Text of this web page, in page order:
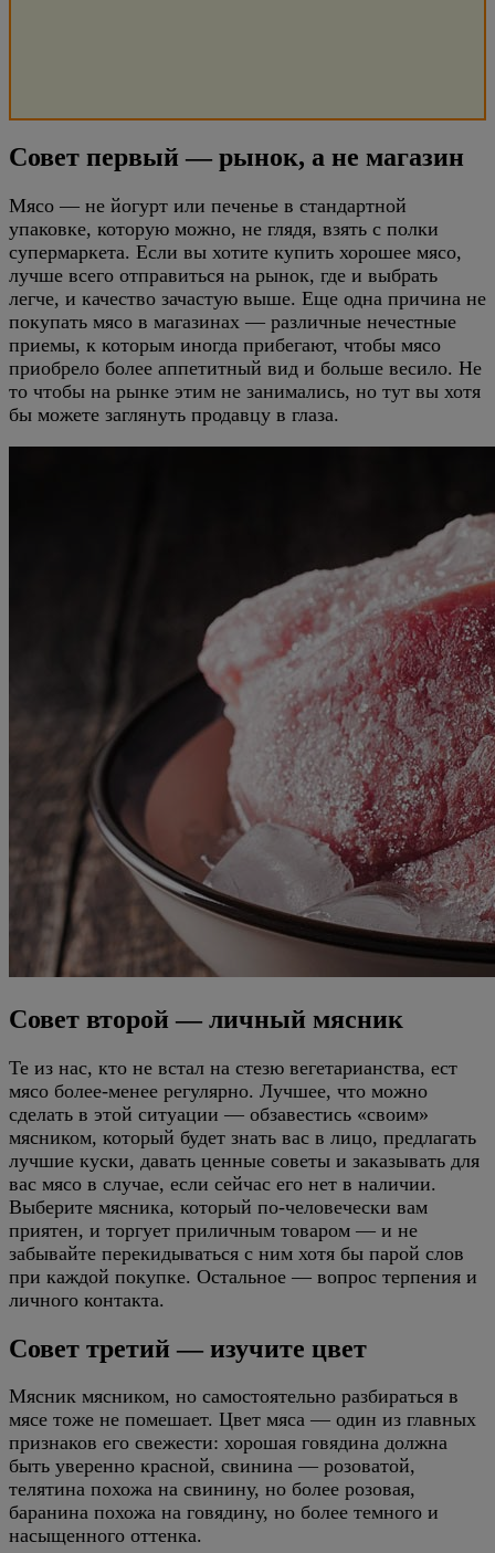
Совет первый — рынок, а не магазин
Мясо — не йогурт или печенье в стандартной
упаковке, которую можно, не глядя, взять с полки
супермаркета. Если вы хотите купить хорошее мясо,
лучше всего отправиться на рынок, где и выбрать
легче, и качество зачастую выше. Еще одна причина не
покупать мясо в магазинах — различные нечестные
приемы, к которым иногда прибегают, чтобы мясо
приобрело более аппетитный вид и больше весило. Не
то чтобы на рынке этим не занимались, но тут вы хотя
бы можете заглянуть продавцу в глаза.
Совет второй — личный мясник
Те из нас, кто не встал на стезю вегетарианства, ест
мясо более-менее регулярно. Лучшее, что можно
сделать в этой ситуации — обзавестись «своим»
мясником, который будет знать вас в лицо, предлагать
лучшие куски, давать ценные советы и заказывать для
вас мясо в случае, если сейчас его нет в наличии.
Выберите мясника, который по-человечески вам
приятен, и торгует приличным товаром — и не
забывайте перекидываться с ним хотя бы парой слов
при каждой покупке. Остальное — вопрос терпения и
личного контакта.
Совет третий — изучите цвет
Мясник мясником, но самостоятельно разбираться в
мясе тоже не помешает. Цвет мяса — один из главных
признаков его свежести: хорошая говядина должна
быть уверенно красной, свинина — розоватой,
телятина похожа на свинину, но более розовая,
баранина похожа на говядину, но более темного и
насыщенного оттенка.